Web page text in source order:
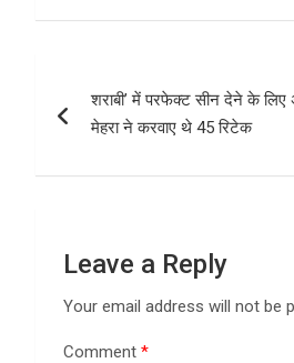
ce
o
o
k
st
d
o
n
ail ar
navigation
शराबी’ में परफेक्ट सीन देने के
मेहरा ने करवाए थे 45 रिटेक
Leave a Reply
Your email address will not be
Comment *